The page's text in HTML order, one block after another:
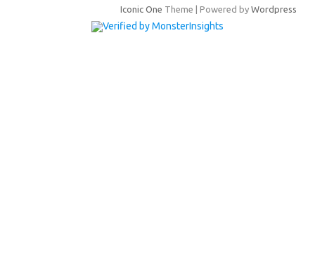
Iconic One Theme | Powered by Wordpress